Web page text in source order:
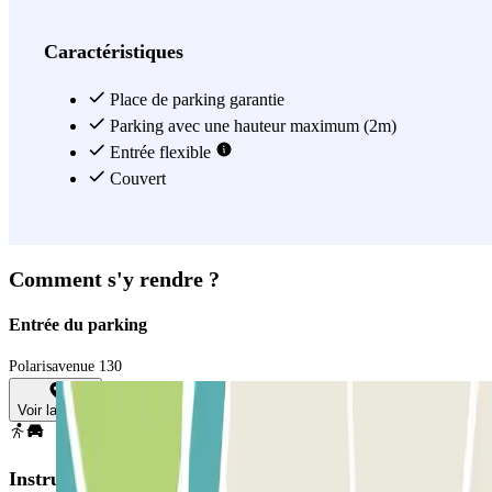
Caractéristiques
Place de parking garantie
Parking avec une hauteur maximum (2m)
Entrée flexible
Couvert
Comment s'y rendre ?
Entrée du parking
Polarisavenue 130
Voir la carte
Instructions